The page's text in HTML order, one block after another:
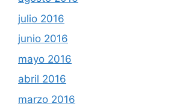
julio 2016
junio 2016
mayo 2016
abril 2016
marzo 2016